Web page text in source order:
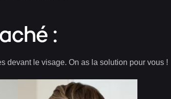
:
devant le visage. On as la solution pour vous !